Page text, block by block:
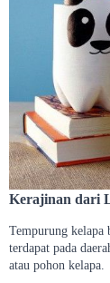
Kerajinan dari
Tempurung kelapa
terdapat pada
atau pohon kelapa.